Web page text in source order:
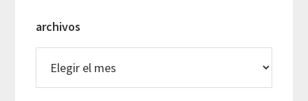
archivos